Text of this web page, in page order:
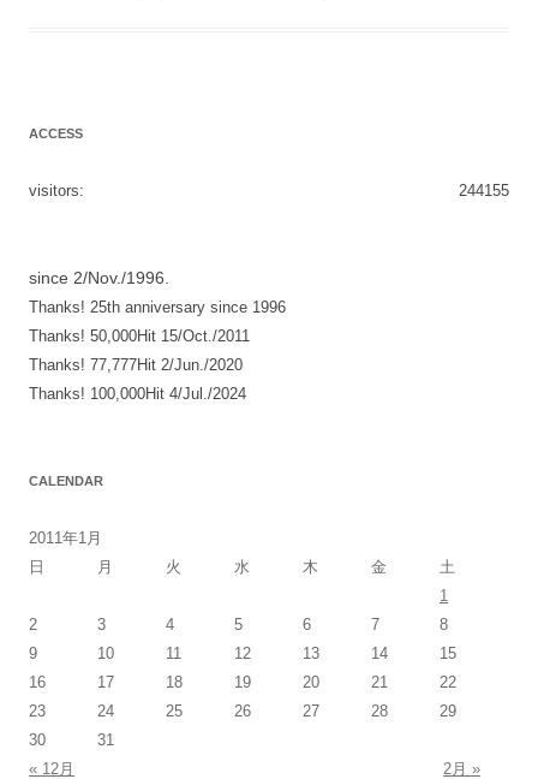
ACCESS
244155
visitors:
since 2/Nov./1996.
Thanks! 25th anniversary since 1996
Thanks! 50,000Hit 15/Oct./2011
Thanks! 77,777Hit 2/Jun./2020
Thanks! 100,000Hit 4/Jul./2024
CALENDAR
2011年1月
日
月 火 水 木 金
土
1
2
3 4 5 6 7
8
9
10 11 12 13 14
15
16
17 18 19 20 21
22
23
24 25 26 27 28
29
30
31
« 12月
2月 »